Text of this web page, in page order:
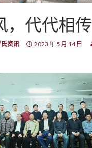
，代代相传
氏资讯 2023 年 5 月 14 日